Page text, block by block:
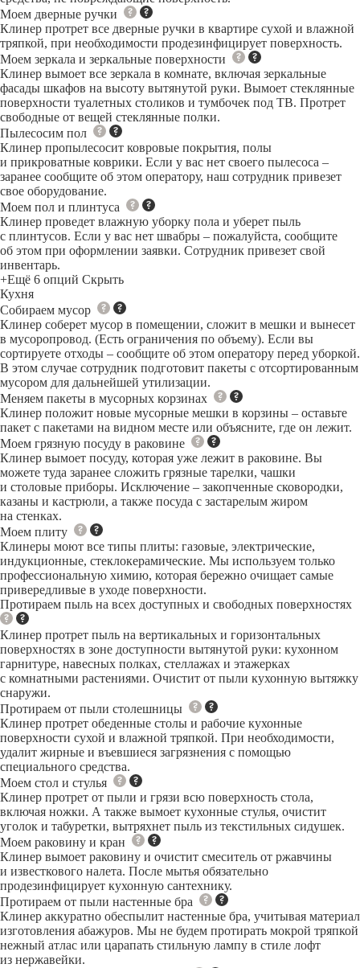
Моем дверные ручки
Клинер протрет все дверные ручки в квартире сухой и влажной
тряпкой, при необходимости продезинфицирует поверхность.
Моем зеркала и зеркальные поверхности
Клинер вымоет все зеркала в комнате, включая зеркальные
фасады шкафов на высоту вытянутой руки. Вымоет стеклянные
поверхности туалетных столиков и тумбочек под ТВ. Протрет
свободные от вещей стеклянные полки.
Пылесосим пол
Клинер пропылесосит ковровые покрытия, полы
и прикроватные коврики. Если у вас нет своего пылесоса –
заранее сообщите об этом оператору, наш сотрудник привезет
свое оборудование.
Моем пол и плинтуса
Клинер проведет влажную уборку пола и уберет пыль
с плинтусов. Если у вас нет швабры – пожалуйста, сообщите
об этом при оформлении заявки. Сотрудник привезет свой
инвентарь.
+Ещё 6 опций Скрыть
Кухня
Собираем мусор
Клинер соберет мусор в помещении, сложит в мешки и вынесет
в мусоропровод. (Есть ограничения по объему). Если вы
сортируете отходы – сообщите об этом оператору перед уборкой.
В этом случае сотрудник подготовит пакеты с отсортированным
мусором для дальнейшей утилизации.
Меняем пакеты в мусорных корзинах
Клинер положит новые мусорные мешки в корзины – оставьте
пакет с пакетами на видном месте или объясните, где он лежит.
Моем грязную посуду в раковине
Клинер вымоет посуду, которая уже лежит в раковине. Вы
можете туда заранее сложить грязные тарелки, чашки
и столовые приборы. Исключение – закопченные сковородки,
казаны и кастрюли, а также посуда с застарелым жиром
на стенках.
Моем плиту
Клинеры моют все типы плиты: газовые, электрические,
индукционные, стеклокерамические. Мы используем только
профессиональную химию, которая бережно очищает самые
привередливые в уходе поверхности.
Протираем пыль на всех доступных и свободных поверхностях
Клинер протрет пыль на вертикальных и горизонтальных
поверхностях в зоне доступности вытянутой руки: кухонном
гарнитуре, навесных полках, стеллажах и этажерках
с комнатными растениями. Очистит от пыли кухонную вытяжку
снаружи.
Протираем от пыли столешницы
Клинер протрет обеденные столы и рабочие кухонные
поверхности сухой и влажной тряпкой. При необходимости,
удалит жирные и въевшиеся загрязнения с помощью
специального средства.
Моем стол и стулья
Клинер протрет от пыли и грязи всю поверхность стола,
включая ножки. А также вымоет кухонные стулья, очистит
уголок и табуретки, вытряхнет пыль из текстильных сидушек.
Моем раковину и кран
Клинер вымоет раковину и очистит смеситель от ржавчины
и известкового налета. После мытья обязательно
продезинфицирует кухонную сантехнику.
Протираем от пыли настенные бра
Клинер аккуратно обеспылит настенные бра, учитывая материал
изготовления абажуров. Мы не будем протирать мокрой тряпкой
нежный атлас или царапать стильную лампу в стиле лофт
из нержавейки.